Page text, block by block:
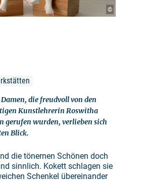
©
die freudvoll von den
Kunstlehrerin Roswitha
gerufen wurden, verlieben sich
Blick.
die tönernen Schönen doch
sinnlich. Kokett schlagen sie
Schenkel übereinander